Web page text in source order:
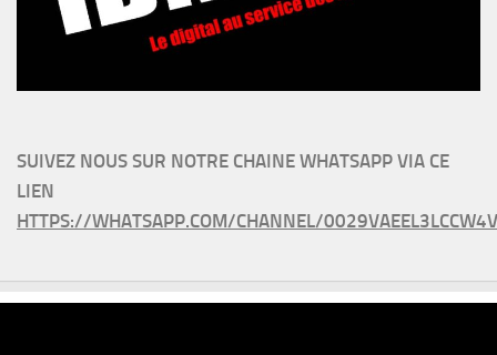
SUIVEZ NOUS SUR NOTRE CHAINE WHATSAPP VIA CE
LIEN
HTTPS://WHATSAPP.COM/CHANNEL/